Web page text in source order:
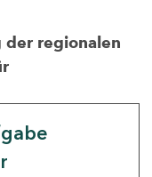
der regionalen